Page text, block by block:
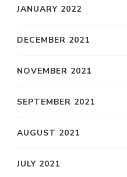
JANUARY 2022
DECEMBER 2021
NOVEMBER 2021
SEPTEMBER 2021
AUGUST 2021
JULY 2021